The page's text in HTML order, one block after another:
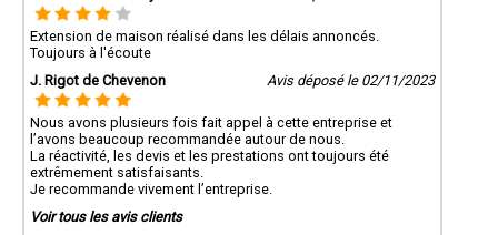
Extension de maison réalisé dans les délais annoncés.
Toujours à l'écoute
J. Rigot de Chevenon
Avis déposé le 02/11/2023
Nous avons plusieurs fois fait appel à cette entreprise et
l’avons beaucoup recommandée autour de nous.
La réactivité, les devis et les prestations ont toujours été
extrêmement satisfaisants.
Je recommande vivement l’entreprise.
Voir tous les avis clients